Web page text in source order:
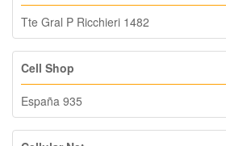
Tte Gral P Ricchieri 1482
Cell Shop
España 935